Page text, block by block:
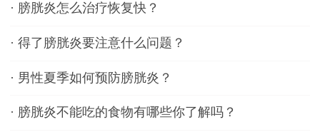
· 膀胱炎怎么治疗恢复快？
· 得了膀胱炎要注意什么问题？
· 男性夏季如何预防膀胱炎？
· 膀胱炎不能吃的食物有哪些你了解吗？